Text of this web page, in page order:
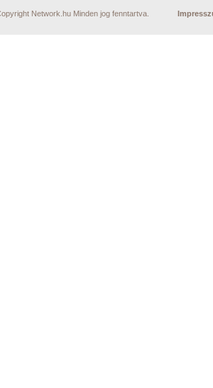
Network.hu Minden jog fenntartva.